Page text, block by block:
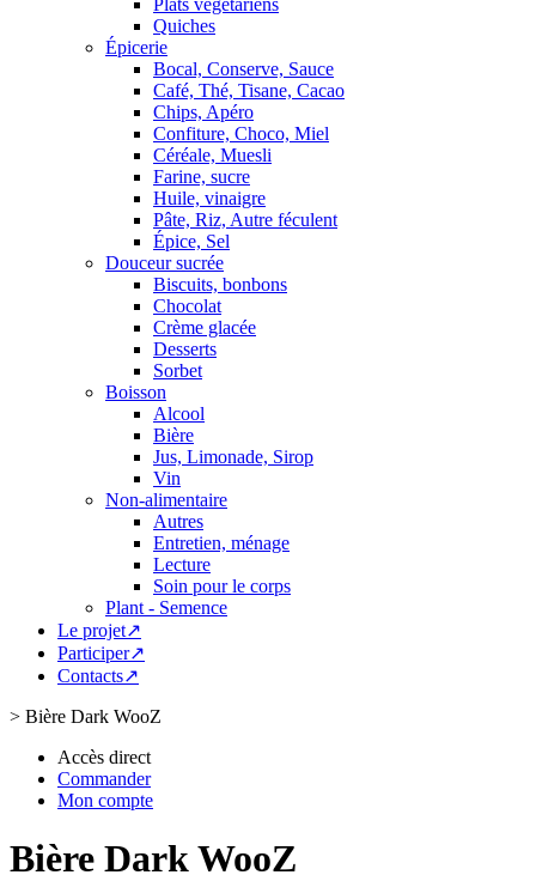
Plats végétariens
Quiches
Épicerie
Bocal, Conserve, Sauce
Café, Thé, Tisane, Cacao
Chips, Apéro
Confiture, Choco, Miel
Céréale, Muesli
Farine, sucre
Huile, vinaigre
Pâte, Riz, Autre féculent
Épice, Sel
Douceur sucrée
Biscuits, bonbons
Chocolat
Crème glacée
Desserts
Sorbet
Boisson
Alcool
Bière
Jus, Limonade, Sirop
Vin
Non-alimentaire
Autres
Entretien, ménage
Lecture
Soin pour le corps
Plant - Semence
Le projet↗
Participer↗
Contacts↗
> Bière Dark WooZ
Accès direct
Commander
Mon compte
Bière Dark WooZ